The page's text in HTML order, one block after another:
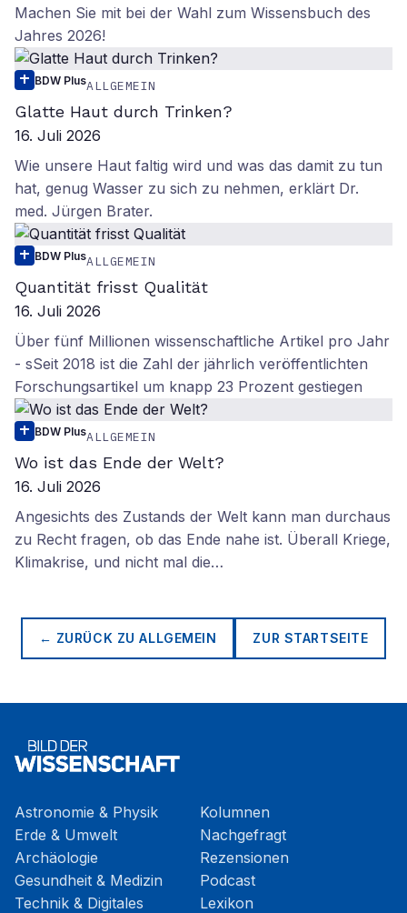
Machen Sie mit bei der Wahl zum Wissensbuch des
Jahres 2026!
BDW PlusALLGEMEIN
Glatte Haut durch Trinken?
16. Juli 2026
Wie unsere Haut faltig wird und was das damit zu tun
hat, genug Wasser zu sich zu nehmen, erklärt Dr.
med. Jürgen Brater.
BDW PlusALLGEMEIN
Quantität frisst Qualität
16. Juli 2026
Über fünf Millionen wissenschaftliche Artikel pro Jahr
- sSeit 2018 ist die Zahl der jährlich veröffentlichten
Forschungsartikel um knapp 23 Prozent gestiegen
BDW PlusALLGEMEIN
Wo ist das Ende der Welt?
16. Juli 2026
Angesichts des Zustands der Welt kann man durchaus
zu Recht fragen, ob das Ende nahe ist. Überall Kriege,
Klimakrise, und nicht mal die…
← ZURÜCK ZUALLGEMEIN ZUR STARTSEITE
Astronomie & Physik
Erde & Umwelt
Archäologie
Gesundheit & Medizin
Technik & Digitales
Kolumnen
Nachgefragt
Rezensionen
Podcast
Lexikon